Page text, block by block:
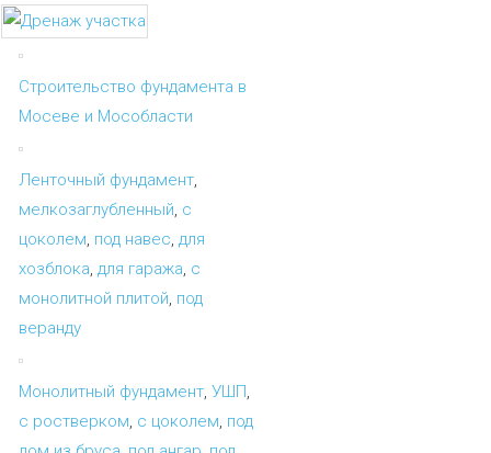
Строительство фундамента в
Мосеве и Мособласти
Ленточный фундамент,
мелкозаглубленный, с
цоколем, под навес, для
хозблока, для гаража, с
монолитной плитой, под
веранду
Монолитный фундамент, УШП,
с ростверком, с цоколем, под